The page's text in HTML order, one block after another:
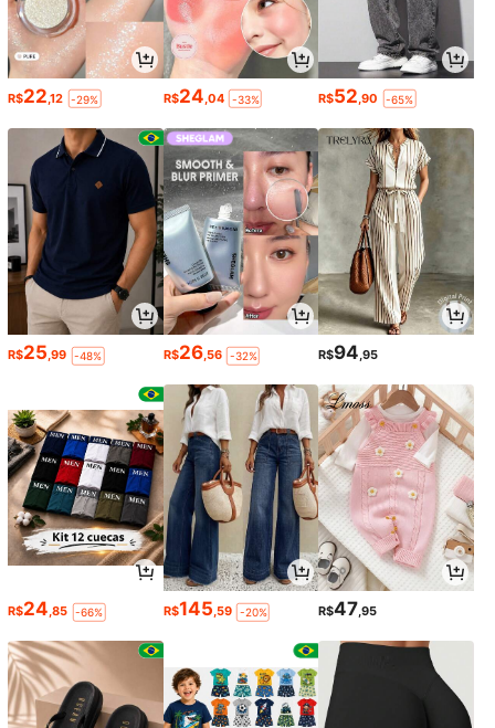
R$22 ,12 -29% R$24 ,04 -33% R$52 ,90 -65%
R$25,99 -48% R$26,56 -32% R$94,95
R$24,85 -66% R$145,59 -20% R$47,95